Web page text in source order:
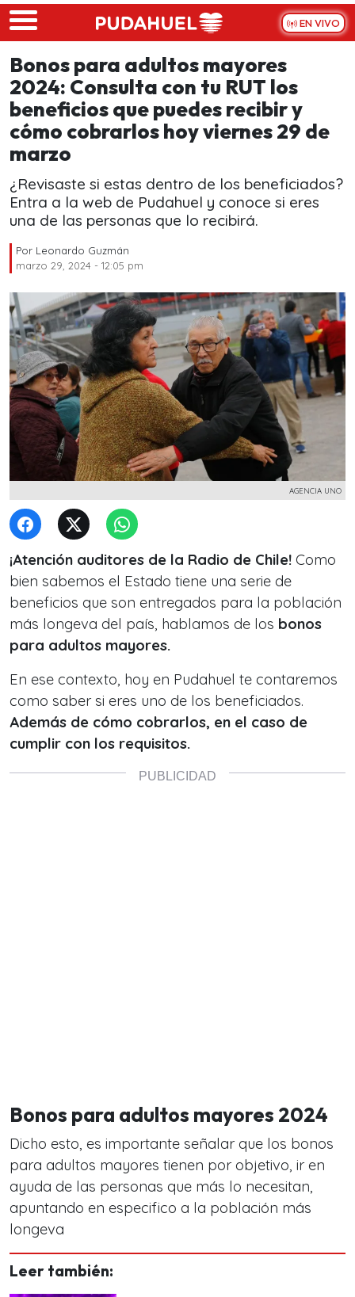
Skip to main content
EN VIVO
Bonos para adultos mayores
2024: Consulta con tu RUT los
beneficios que puedes recibir y
cómo cobrarlos hoy viernes 29 de
marzo
¿Revisaste si estas dentro de los beneficiados?
Entra a la web de Pudahuel y conoce si eres
una de las personas que lo recibirá.
Por Leonardo Guzmán
marzo 29, 2024 - 12:05 pm
AGENCIA UNO
¡Atención auditores de la Radio de Chile! Como
bien sabemos el Estado tiene una serie de
beneficios que son entregados para la población
más longeva del país, hablamos de los bonos
para adultos mayores.
En ese contexto, hoy en Pudahuel te contaremos
como saber si eres uno de los beneficiados.
Además de cómo cobrarlos, en el caso de
cumplir con los requisitos.
Bonos para adultos mayores 2024
Dicho esto, es importante señalar que los bonos
para adultos mayores tienen por objetivo, ir en
ayuda de las personas que más lo necesitan,
apuntando en especifico a la población más
longeva
Leer también: